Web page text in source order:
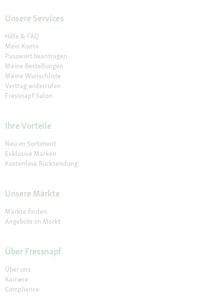
Unsere Services
Hilfe & FAQ
Mein Konto
Passwort beantragen
Meine Bestellungen
Meine Wunschliste
Vertrag widerrufen
Fressnapf Salon
Ihre Vorteile
Neu im Sortiment
Exklusive Marken
Kostenlose Rücksendung
Unsere Märkte
Märkte finden
Angebote im Markt
Über Fressnapf
Über uns
Karriere
Compliance